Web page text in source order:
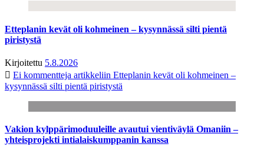
Etteplanin kevät oli kohmeinen – kysynnässä silti pientä
piristystä
Kirjoitettu 5.8.2026
Ei kommentteja artikkeliin Etteplanin kevät oli kohmeinen –
kysynnässä silti pientä piristystä
Vakion kylppärimoduuleille avautui vientiväylä Omaniin –
yhteisprojekti intialaiskumppanin kanssa